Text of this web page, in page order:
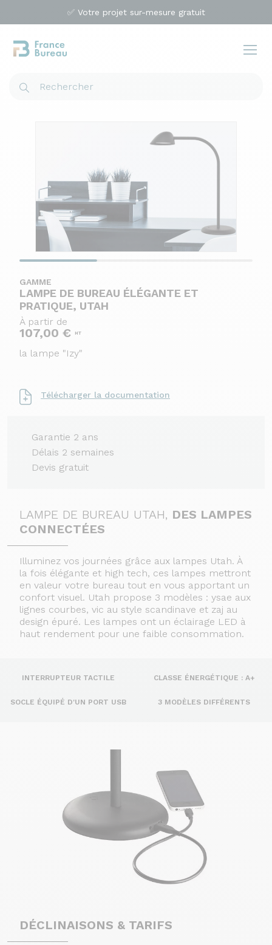
✅ Votre projet sur-mesure gratuit
GAMME
LAMPE DE BUREAU ÉLÉGANTE ET
PRATIQUE, UTAH
À partir de
107,00 € HT
la lampe "Izy"
Télécharger la documentation
Garantie 2 ans
Délais 2 semaines
Devis gratuit
LAMPE DE BUREAU UTAH, DES LAMPES
CONNECTÉES
Illuminez vos journées grâce aux lampes Utah. À
la fois élégante et high tech, ces lampes mettront
en valeur votre bureau tout en vous apportant un
confort visuel. Utah propose 3 modèles : ysae aux
lignes courbes, vic au style scandinave et zaj au
design épuré. Les lampes ont un éclairage LED à
haut rendement pour une faible consommation.
INTERRUPTEUR TACTILE CLASSE ÉNERGÉTIQUE : A+
SOCLE ÉQUIPÉ D'UN PORT USB 3 MODÈLES DIFFÉRENTS
DÉCLINAISONS & TARIFS